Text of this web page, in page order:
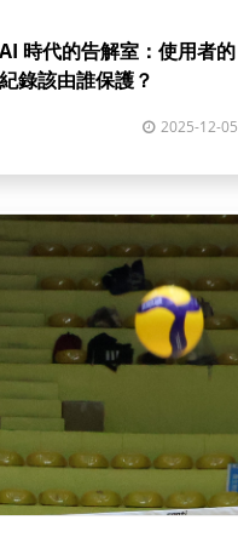
AI 時代的告解室：使用者的
錄該由誰保護？
2025-12-05